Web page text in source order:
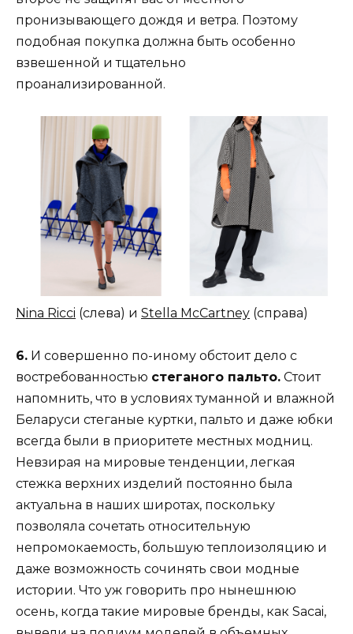
пронизывающего дождя и ветра. Поэтому
подобная покупка должна быть особенно
взвешенной и тщательно
проанализированной.
Nina Ricci (слева) и Stella McCartney (справа)
6. И совершенно по-иному обстоит дело с
востребованностью стеганого пальто. Стоит
напомнить, что в условиях туманной и влажной
Беларуси стеганые куртки, пальто и даже юбки
всегда были в приоритете местных модниц.
Невзирая на мировые тенденции, легкая
стежка верхних изделий постоянно была
актуальна в наших широтах, поскольку
позволяла сочетать относительную
непромокаемость, большую теплоизоляцию и
даже возможность сочинять свои модные
истории. Что уж говорить про нынешнюю
осень, когда такие мировые бренды, как Sacai,